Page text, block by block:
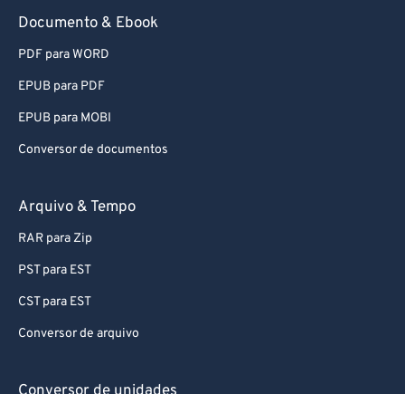
Documento & Ebook
PDF para WORD
EPUB para PDF
EPUB para MOBI
Conversor de documentos
Arquivo & Tempo
RAR para Zip
PST para EST
CST para EST
Conversor de arquivo